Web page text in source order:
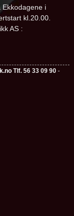
Ekkodagene i
kl.20.00.
AS :
Tlf. 56 33 09 90-